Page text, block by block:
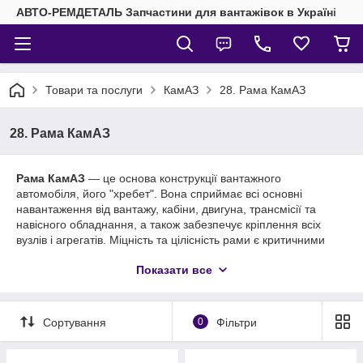
АВТО-РЕМДЕТАЛЬ Запчастини для вантажівок в Україні
Товари та послуги КамАЗ 28. Рама КамАЗ
28. Рама КамАЗ
Рама КамАЗ — це основа конструкції вантажного
автомобіля, його "хребет". Вона сприймає всі основні
навантаження від вантажу, кабіни, двигуна, трансмісії та
навісного обладнання, а також забезпечує кріплення всіх
вузлів і агрегатів. Міцність та цілісність рами є критичними
Купити запчастини рами КамАЗ та елементи кріплення за
У нашому інтернет-магазині представлений широкий
асортимент оригінальних та високоякісних аналогових
комплектуючих для обслуговування та ремонтурами
Показати все
Сортування 0 Фільтри